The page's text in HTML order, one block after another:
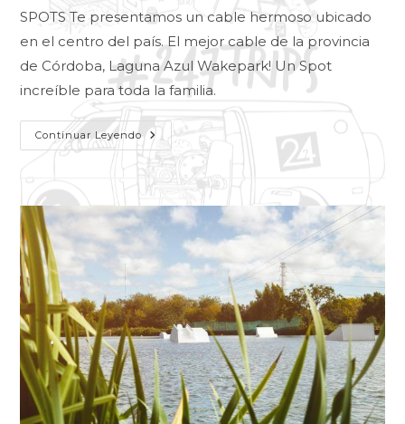
SPOTS Te presentamos un cable hermoso ubicado
en el centro del país. El mejor cable de la provincia
de Córdoba, Laguna Azul Wakepark! Un Spot
increíble para toda la familia.
Continuar Leyendo